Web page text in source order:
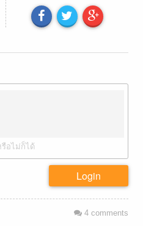
อไม่ก็ได้
Login
4comments